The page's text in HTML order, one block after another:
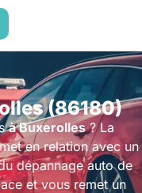
(86180)
à Buxerolles? La
en relation avec un
dépannage auto de
et vous remet un